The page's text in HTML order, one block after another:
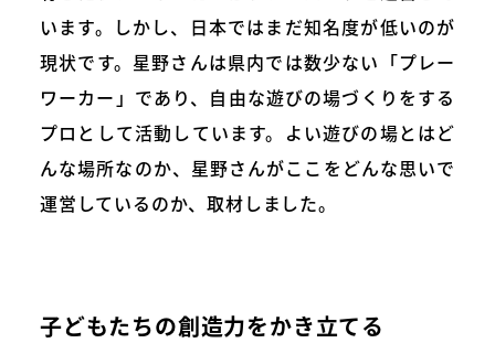
います。しかし、日本ではまだ知名度が低いのが
現状です。星野さんは県内では数少ない「プレー
ワーカー」であり、自由な遊びの場づくりをする
プロとして活動しています。よい遊びの場とはど
んな場所なのか、星野さんがここをどんな思いで
運営しているのか、取材しました。
子どもたちの創造力をかき立てる